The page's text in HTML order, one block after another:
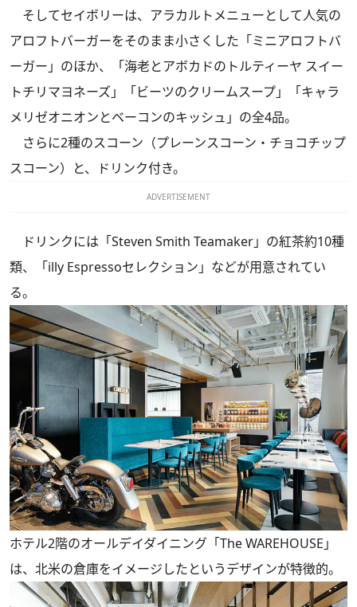
そしてセイボリーは、アラカルトメニューとして人気の
アロフトバーガーをそのまま小さくした「ミニアロフトバ
ーガー」のほか、「海老とアボカドのトルティーヤ スイー
トチリマヨネーズ」「ビーツのクリームスープ」「キャラ
メリゼオニオンとベーコンのキッシュ」の全4品。
さらに2種のスコーン（プレーンスコーン・チョコチップ
スコーン）と、ドリンク付き。
ADVERTISEMENT
ドリンクには「Steven Smith Teamaker」の紅茶約10種
類、「illy Espressoセレクション」などが用意されてい
る。
ホテル2階のオールデイダイニング「The WAREHOUSE」
は、北米の倉庫をイメージしたというデザインが特徴的。